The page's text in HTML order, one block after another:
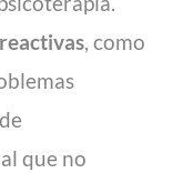
, como
que no